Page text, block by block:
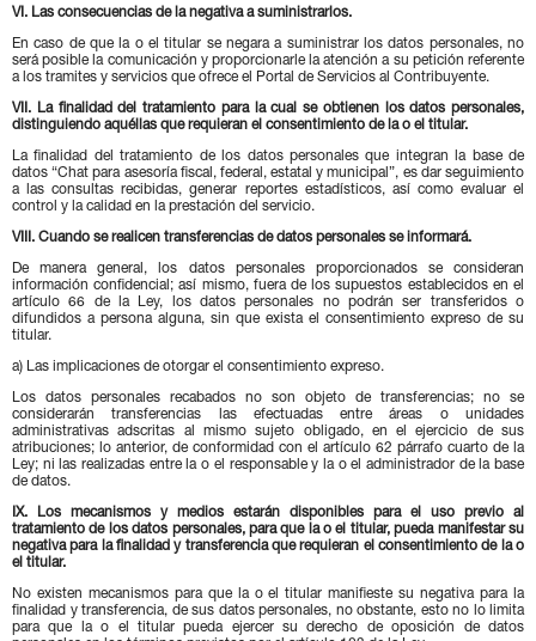
VI. Las consecuencias de la negativa a suministrarlos.
En caso de que la o el titular se negara a suministrar los datos personales, no
será posible la comunicación y proporcionarle la atención a su petición referente
a los tramites y servicios que ofrece el Portal de Servicios al Contribuyente.
VII. La finalidad del tratamiento para la cual se obtienen los datos personales,
distinguiendo aquéllas que requieran el consentimiento de la o el titular.
La finalidad del tratamiento de los datos personales que integran la base de
datos “Chat para asesoría fiscal, federal, estatal y municipal”, es dar seguimiento
a las consultas recibidas, generar reportes estadísticos, así como evaluar el
control y la calidad en la prestación del servicio.
VIII. Cuando se realicen transferencias de datos personales se informará.
De manera general, los datos personales proporcionados se consideran
información confidencial; así mismo, fuera de los supuestos establecidos en el
artículo 66 de la Ley, los datos personales no podrán ser transferidos o
difundidos a persona alguna, sin que exista el consentimiento expreso de su
titular.
a) Las implicaciones de otorgar el consentimiento expreso.
Los datos personales recabados no son objeto de transferencias; no se
considerarán transferencias las efectuadas entre áreas o unidades
administrativas adscritas al mismo sujeto obligado, en el ejercicio de sus
atribuciones; lo anterior, de conformidad con el artículo 62 párrafo cuarto de la
Ley; ni las realizadas entre la o el responsable y la o el administrador de la base
de datos.
IX. Los mecanismos y medios estarán disponibles para el uso previo al
tratamiento de los datos personales, para que la o el titular, pueda manifestar su
negativa para la finalidad y transferencia que requieran el consentimiento de la o
el titular.
No existen mecanismos para que la o el titular manifieste su negativa para la
finalidad y transferencia, de sus datos personales, no obstante, esto no lo limita
para que la o el titular pueda ejercer su derecho de oposición de datos